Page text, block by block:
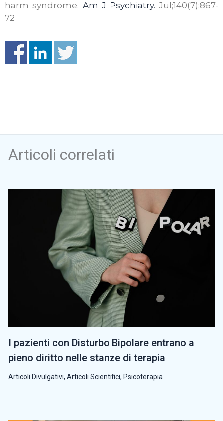
harm syndrome. Am J Psychiatry. Jul;140(7):867-
72
Articoli correlati
I pazienti con Disturbo Bipolare entrano a
pieno diritto nelle stanze di terapia
Articoli Divulgativi, Articoli Scientifici, Psicoterapia